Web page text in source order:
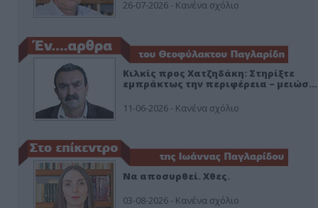
26-07-2026 - Κανένα σχόλιο
Κιλκίς προς Χατζηδάκη: Στηρίξτε
εμπράκτως την περιφέρεια – μειώσ…
11-06-2026 - Κανένα σχόλιο
Να αποσυρθεί. Χθες.
03-08-2026 - Κανένα σχόλιο